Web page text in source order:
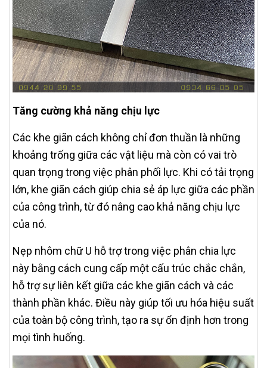
Tăng cường khả năng chịu lực
Các khe giãn cách không chỉ đơn thuần là những
khoảng trống giữa các vật liệu mà còn có vai trò
quan trọng trong việc phân phối lực. Khi có tải trọng
lớn, khe giãn cách giúp chia sẻ áp lực giữa các phần
của công trình, từ đó nâng cao khả năng chịu lực
của nó.
Nẹp nhôm chữ U hỗ trợ trong việc phân chia lực
này bằng cách cung cấp một cấu trúc chắc chắn,
hỗ trợ sự liên kết giữa các khe giãn cách và các
thành phần khác. Điều này giúp tối ưu hóa hiệu suất
của toàn bộ công trình, tạo ra sự ổn định hơn trong
mọi tình huống.